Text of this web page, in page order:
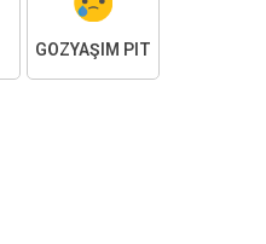
GÖZYAŞIM PIT